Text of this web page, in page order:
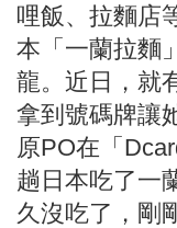
哩飯、拉麵店
本「一蘭拉麵
龍。近日，就
拿到號碼牌讓
原PO在「
趟日本吃了一
久沒吃了，剛